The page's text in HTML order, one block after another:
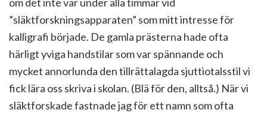
”släktforskningsapparaten” som mitt intresse för
kalligrafi började. De gamla prästerna hade ofta
härligt yviga handstilar som var spännande och
mycket annorlunda den tillrättalagda sjuttiotalsstil vi
fick lära oss skriva i skolan. (Blä för den, alltså.) När vi
släktforskade fastnade jag för ett namn som ofta